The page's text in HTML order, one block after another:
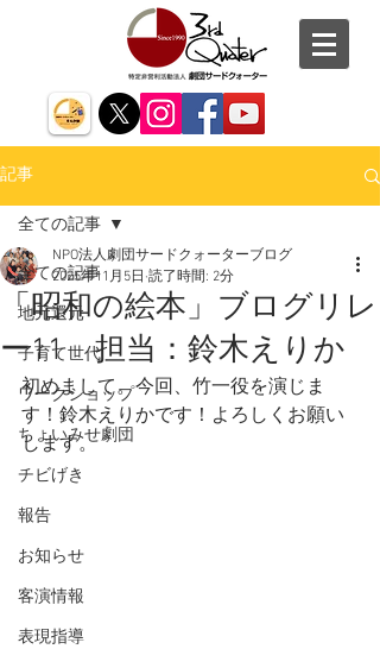
記事
全ての記事
地元還元
子育て世代
ワークショップ
ちょいみせ劇団
チビげき
報告
お知らせ
客演情報
表現指導
全ての記事
「昭和の絵本」ブログリレ
ー11 担当：鈴木えりか
NPO法人劇団サードクォーターブログ
2025年11月5日 読了時間: 2分
初めまして。今回、竹一役を演じま
す！鈴木えりかです！よろしくお願い
します。